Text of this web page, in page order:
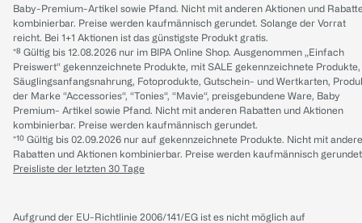
Baby-Premium-Artikel sowie Pfand. Nicht mit anderen Aktionen und
kombinierbar. Preise werden kaufmännisch gerundet. Solange der Vorrat
reicht. Bei 1+1 Aktionen ist das günstigste Produkt gratis.
*⁸ Gültig bis 12.08.2026 nur im BIPA Online Shop. Ausgenommen „Einfach
Preiswert“ gekennzeichnete Produkte, mit SALE gekennzeichnete Produkte,
Säuglingsanfangsnahrung, Fotoprodukte, Gutschein- und Wertkarten,
der Marke “Accessories“, “Tonies“, “Mavie“, preisgebundene Ware, Baby
Premium- Artikel sowie Pfand. Nicht mit anderen Rabatten und Aktionen
kombinierbar. Preise werden kaufmännisch gerundet.
*¹⁰ Gültig bis 02.09.2026 nur auf gekennzeichnete Produkte. Nicht mit
Rabatten und Aktionen kombinierbar. Preise werden kaufmännisch
Preisliste der letzten 30 Tage
Aufgrund der EU-Richtlinie 2006/141/EG ist es nicht möglich auf